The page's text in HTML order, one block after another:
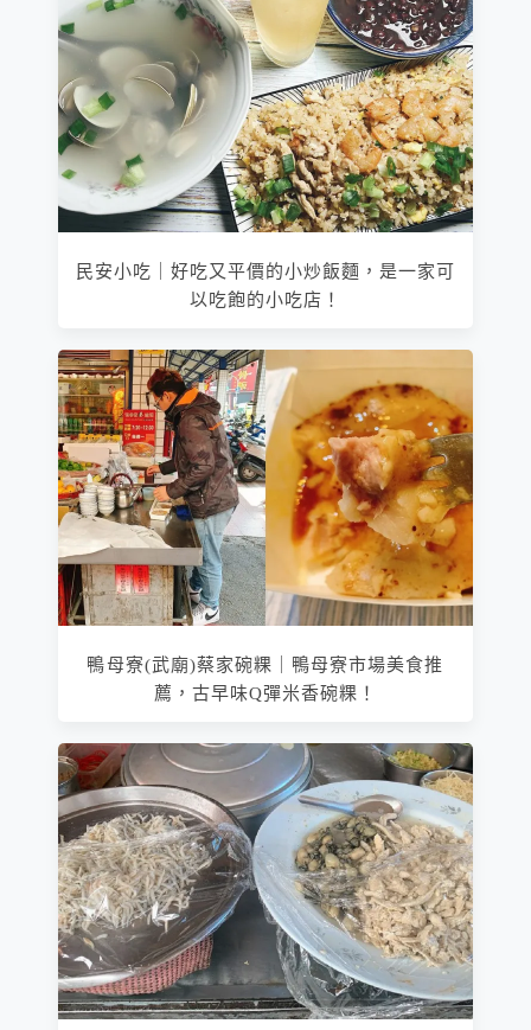
民安小吃｜好吃又平價的小炒飯麵，是一家可
以吃飽的小吃店！
鴨母寮(武廟)蔡家碗粿｜鴨母寮市場美食推
薦，古早味Q彈米香碗粿！